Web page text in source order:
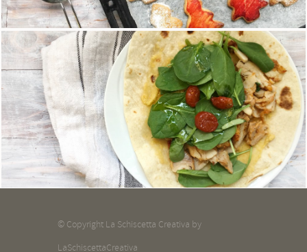
Gli alberelli di Natale
13 Dicembre 2017
© Copyright La Schiscetta Creativa by
LaSchiscettaCreativa